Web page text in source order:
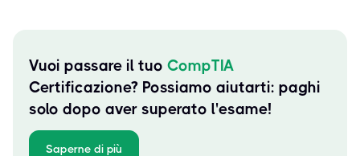
Vuoi passare il tuo CompTIA
Certificazione? Possiamo aiutarti: paghi
solo dopo aver superato l'esame!
Saperne di più